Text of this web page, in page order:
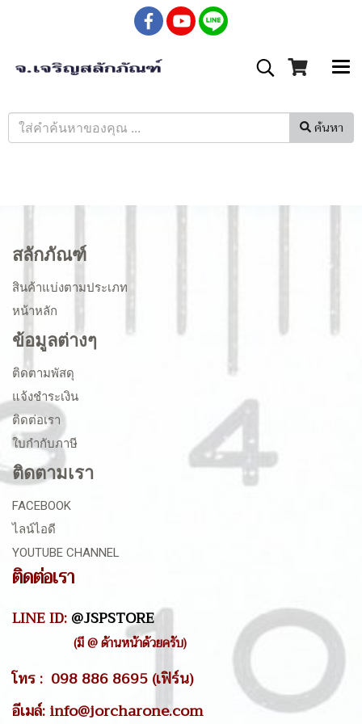
ค้นหา
สลักภัณฑ์
สินค้าแบ่งตามประเภท
หน้าหลัก
ข้อมูลต่างๆ
ติดตามพัสดุ
แจ้งชำระเงิน
ติดต่อเรา
ใบกำกับภาษี
ติดตามเรา
FACEBOOK
ไลน์ไอดี
YOUTUBE CHANNEL
ติดต่อเรา
LINE ID:@JSPSTORE
(มี @ ด้านหน้าด้วยครับ)
โทร : 098 886 8695 (เฟิร์น)
อีเมล์: info@jorcharone.com